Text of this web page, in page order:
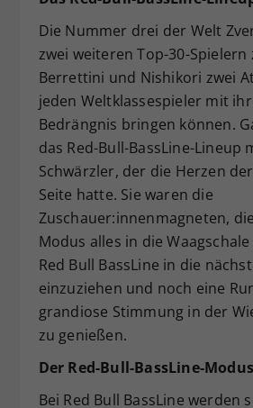
Die Nummer drei der Welt
zwei weiteren Top-30-
Berrettini und Nishikori zwei
jeden Weltklassespieler mit
Bedrängnis bringen können.
das Red-Bull-BassLine-Lineup
Schwärzler, der die Herzen
Seite hatte. Sie waren die
Zuschauer:innenmagneten,
Modus alles in die
Red Bull BassLine in die
einzuziehen und noch eine
grandiose Stimmung in der
zu genießen.
Der Red-Bull-BassLine-Modus
Bei Red Bull BassLine werden